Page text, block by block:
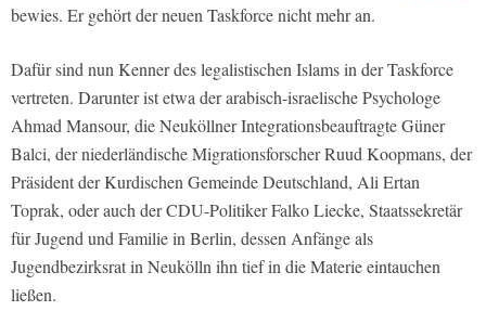
bewies. Er gehört der neuen Taskforce nicht mehr an.
Dafür sind nun Kenner des legalistischen Islams in der Taskforce
vertreten. Darunter ist etwa der arabisch-israelische Psychologe
Ahmad Mansour, die Neuköllner Integrationsbeauftragte Güner
Balci, der niederländische Migrationsforscher Ruud Koopmans, der
Präsident der Kurdischen Gemeinde Deutschland, Ali Ertan
Toprak, oder auch der CDU-Politiker Falko Liecke, Staatssekretär
für Jugend und Familie in Berlin, dessen Anfänge als
Jugendbezirksrat in Neukölln ihn tief in die Materie eintauchen
ließen.